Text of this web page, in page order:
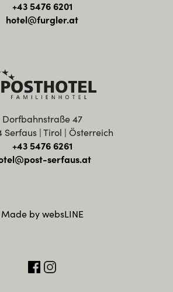
+43 5476 6201
hotel@furgler.at
Made by websLINE
Dorfbahnstraße 47
Serfaus | Tirol | Österreich
+43 5476 6261
serfaus.at